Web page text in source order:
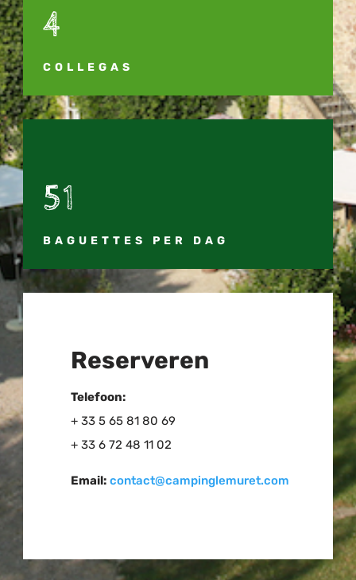
4
COLLEGAS
51
BAGUETTES PER DAG
Reserveren
Telefoon:
+ 33 5 65 81 80 69
+ 33 6 72 48 11 02
Email: contact@campinglemuret.com